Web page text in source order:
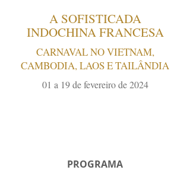
A SOFISTICADA
INDOCHINA FRANCESA
CARNAVAL NO VIETNAM,
CAMBODIA, LAOS E TAILÂNDIA
01 a 19 de fevereiro de 2024
PROGRAMA